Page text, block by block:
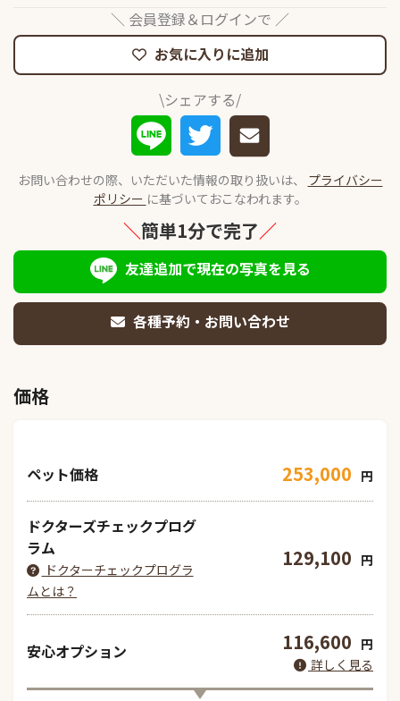
＼ 会員登録＆ログインで ／
お気に入りに追加
\シェアする/
お問い合わせの際、いただいた情報の取り扱いは、 プライバシー
ポリシー に基づいておこなわれます。
＼簡単1分で完了／
友達追加で現在の写真を見る
各種予約・お問い合わせ
価格
ペット価格 253,000 円
ドクターズチェックプログ
ラム
ドクターチェックプログラ
ムとは？
129,100 円
安心オプション 116,600 円
詳しく見る